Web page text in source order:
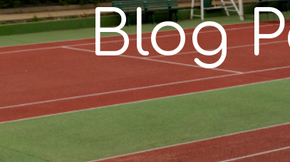
Blog